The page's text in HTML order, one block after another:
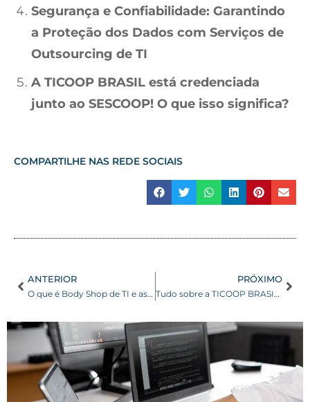
Segurança e Confiabilidade: Garantindo
a Proteção dos Dados com Serviços de
Outsourcing de TI
A TICOOP BRASIL está credenciada
junto ao SESCOOP! O que isso significa?
COMPARTILHE NAS REDE SOCIAIS
ANTERIOR
O que é Body Shop de TI e as vantagens para as empresas?
PRÓXIMO
Tudo sobre a TICOOP BRASIL: o que é uma cooperativa de tecnologia?